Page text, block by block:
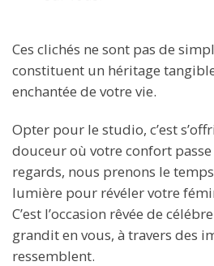
Ces clichés ne sont pas de
constituent un héritage
enchantée de votre vie.
Opter pour le studio, c’est
douceur où votre confort
regards, nous prenons le
lumière pour révéler votre
C’est l’occasion rêvée de
grandit en vous, à travers des
ressemblent.